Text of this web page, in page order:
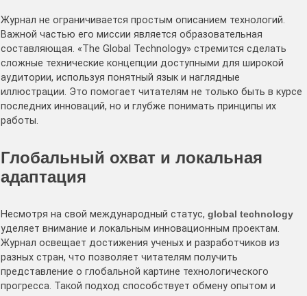
Журнал не ограничивается простым описанием технологий.
Важной частью его миссии является образовательная
составляющая. «The Global Technology» стремится сделать
сложные технические концепции доступными для широкой
аудитории, используя понятный язык и наглядные
иллюстрации. Это помогает читателям не только быть в курсе
последних инноваций, но и глубже понимать принципы их
работы.
Глобальный охват и локальная
адаптация
Несмотря на свой международный статус, global technology
уделяет внимание и локальным инновационным проектам.
Журнал освещает достижения ученых и разработчиков из
разных стран, что позволяет читателям получить
представление о глобальной картине технологического
прогресса. Такой подход способствует обмену опытом и